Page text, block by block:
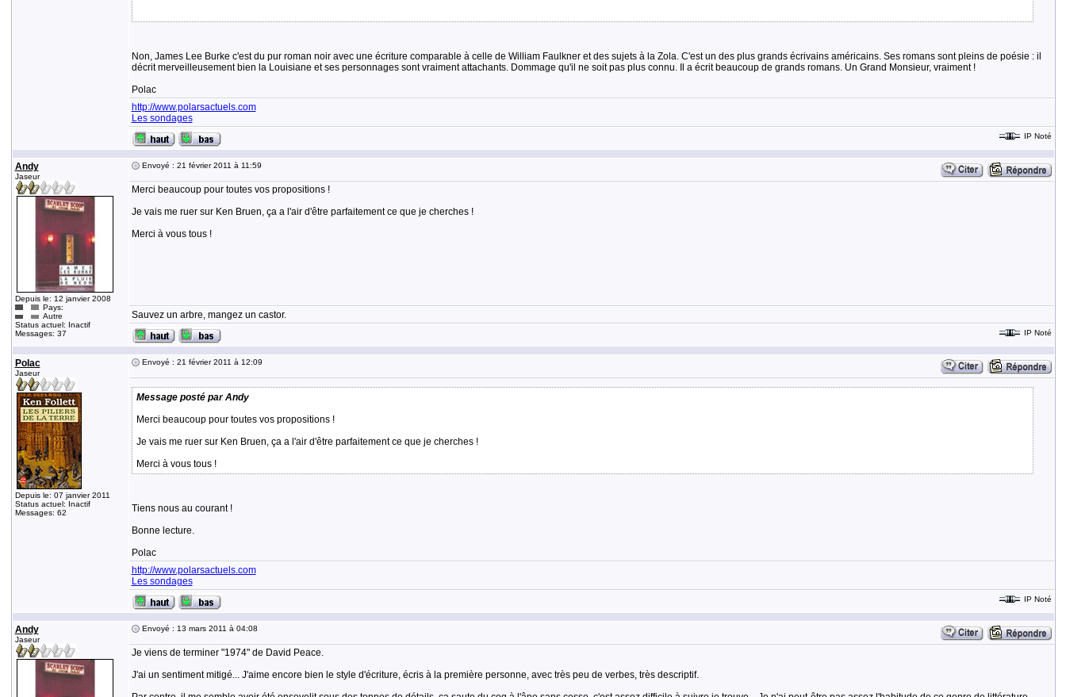
Non, James Lee Burke c'est du pur roman noir avec une écriture comparable à celle de William Faulkner et des sujets à la Zola. C'est un des plus grands écrivains américains. Ses romans sont pleins de poésie : il
décrit merveilleusement bien la Louisiane et ses personnages sont vraiment attachants. Dommage qu'il ne soit pas plus connu. Il a écrit beaucoup de grands romans. Un Grand Monsieur, vraiment !
Polac
http://www.polarsactuels.com
Les sondages
IP Noté
Andy
Jaseur
Depuis le: 12 janvier 2008
Pays:
Autre
Status actuel: Inactif
Messages: 37
Envoyé : 21 février 2011 à 11:59
Merci beaucoup pour toutes vos propositions !
Je vais me ruer sur Ken Bruen, ça a l'air d'être parfaitement ce que je cherches !
Merci à vous tous !
Sauvez un arbre, mangez un castor.
IP Noté
Polac
Jaseur
Depuis le: 07 janvier 2011
Status actuel: Inactif
Messages: 62
Envoyé : 21 février 2011 à 12:09
Message posté par Andy
Merci beaucoup pour toutes vos propositions !
Je vais me ruer sur Ken Bruen, ça a l'air d'être parfaitement ce que je cherches !
Merci à vous tous !
Tiens nous au courant !
Bonne lecture.
Polac
http://www.polarsactuels.com
Les sondages
IP Noté
Andy
Jaseur
Envoyé : 13 mars 2011 à 04:08
Je viens de terminer "1974" de David Peace.
J'ai un sentiment mitigé... J'aime encore bien le style d'écriture, écris à la première personne, avec très peu de verbes, très descriptif.